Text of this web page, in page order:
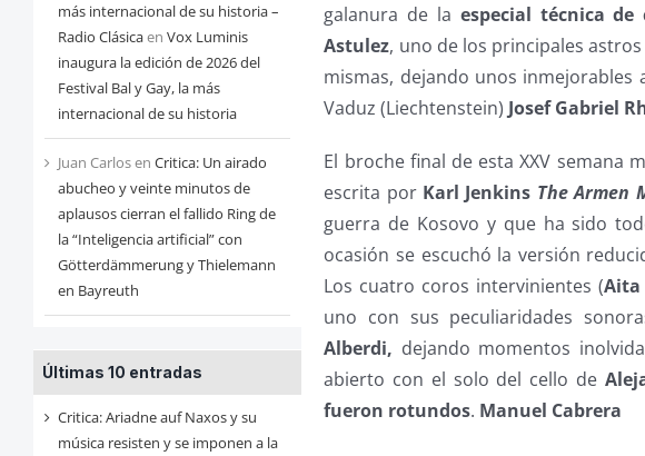
más internacional de su historia –
Radio Clásicaen Vox Luminis
inaugura la edición de 2026 del
Festival Bal y Gay, la más
internacional de su historia
Juan Carlosen Critica: Un airado
abucheo y veinte minutos de
aplausos cierran el fallido Ring de
la “Inteligencia artificial” con
Götterdämmerung y Thielemann
en Bayreuth
Últimas 10 entradas
Critica: Ariadne auf Naxos y su
música resisten y se imponen a la
galanura de la especial técnica
Astulez, uno de los principales
mismas, dejando unos
Vaduz (Liechtenstein) Josef Gabriel
El broche final de esta XXV semana
escrita por Karl Jenkins The Armen
guerra de Kosovo y que ha sido
ocasión se escuchó la versión
Los cuatro coros intervinientes (Aita
uno con sus peculiaridades
Alberdi, dejando momentos
abierto con el solo del cello de
fueron rotundos. Manuel Cabrera